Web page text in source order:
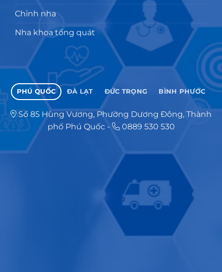
Chỉnh nha
Nha khoa tổng quát
PHÚ QUỐC ĐÀ LẠT ĐỨC TRỌNG BÌNH PHƯỚC
Số 85 Hùng Vương, Phường Dương Đông, Thành
phố Phú Quốc- 0889 530 530